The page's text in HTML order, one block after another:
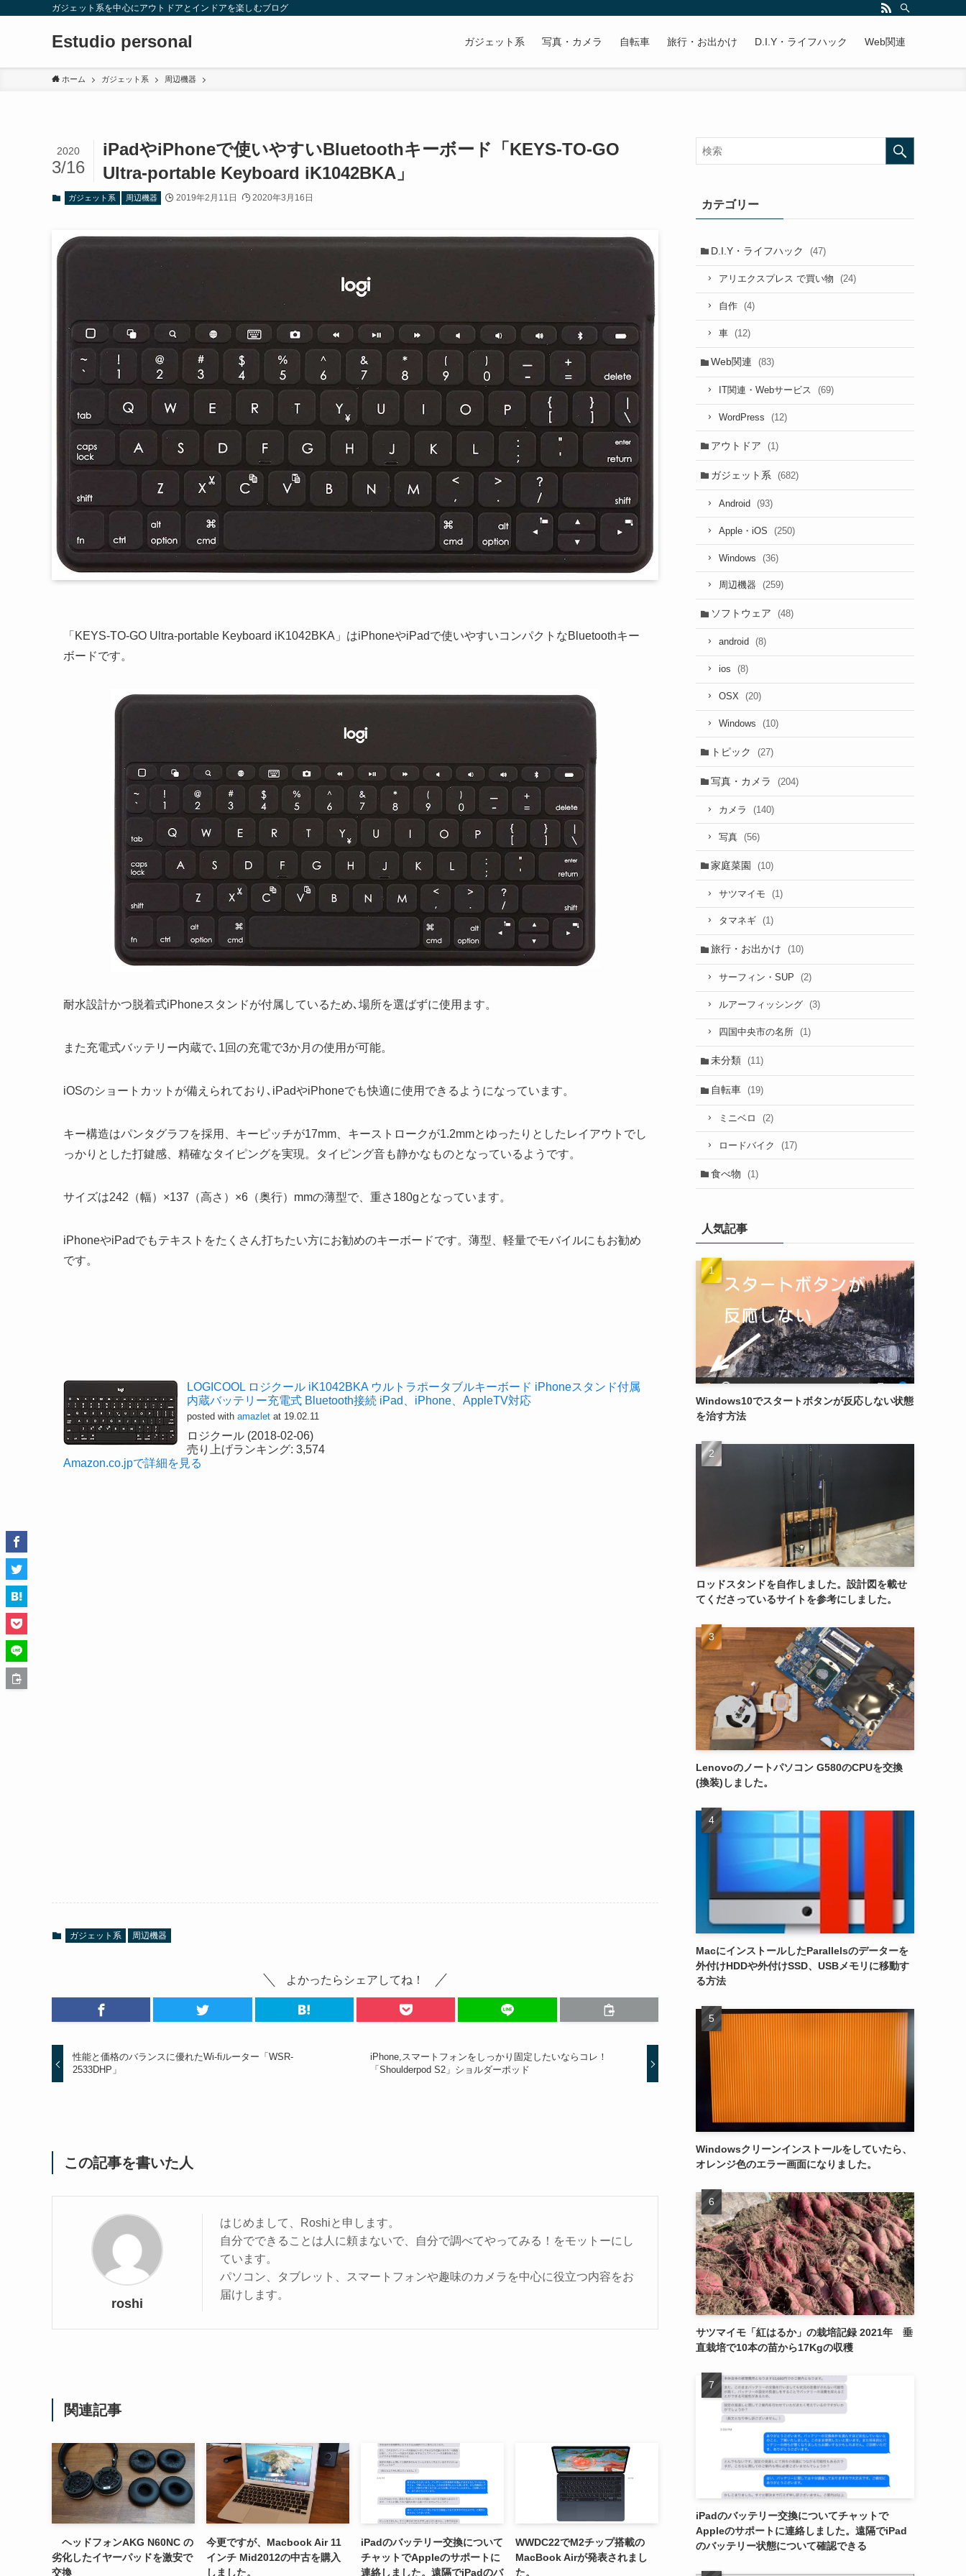
ガジェット系を中心にアウトドアとインドアを楽しむブログ
Estudio personal ガジェット系 写真・カメラ 自転車 旅行・お出かけ D.I.Y・ライフハック Web関連
ホーム ガジェット系 周辺機器
iPadやiPhoneで使いやすいBluetoothキーボード「KEYS-TO-GO
Ultra-portable Keyboard iK1042BKA」
2020
3/16
ガジェット系 周辺機器 2019年2月11日 2020年3月16日
「KEYS-TO-GO Ultra-portable Keyboard iK1042BKA」はiPhoneやiPadで使いやすいコンパクトなBluetoothキー
ボードです。
耐水設計かつ脱着式iPhoneスタンドが付属しているため､場所を選ばずに使用ます。
また充電式バッテリー内蔵で､1回の充電で3か月の使用が可能。
iOSのショートカットが備えられており､iPadやiPhoneでも快適に使用できるようになっています。
キー構造はパンタグラフを採用、キーピッチが17mm、キーストロークが1.2mmとゆったりとしたレイアウトでし
っかりとした打鍵感、精確なタイピングを実現。タイピング音も静かなものとなっているようです。
サイズは242（幅）×137（高さ）×6（奥行）mmの薄型で、重さ180gとなっています。
iPhoneやiPadでもテキストをたくさん打ちたい方にお勧めのキーボードです。薄型、軽量でモバイルにもお勧め
です。
LOGICOOL ロジクール iK1042BKA ウルトラポータブルキーボード iPhoneスタンド付属
内蔵バッテリー充電式 Bluetooth接続 iPad、iPhone、AppleTV対応
posted with amazlet at 19.02.11
ロジクール (2018-02-06)
売り上げランキング: 3,574
Amazon.co.jpで詳細を見る
ガジェット系 周辺機器
よかったらシェアしてね！
性能と価格のバランスに優れたWi-fiルーター「WSR-
2533DHP」
iPhone,スマートフォンをしっかり固定したいならコレ！
「Shoulderpod S2」ショルダーポッド
この記事を書いた人
roshi
はじめまして、Roshiと申します。
自分でできることは人に頼まないで、自分で調べてやってみる！をモットーにし
ています。
パソコン、タブレット、スマートフォンや趣味のカメラを中心に役立つ内容をお
届けします。
関連記事
ヘッドフォンAKG N60NC の
劣化したイヤーパッドを激安で
交換
今更ですが、Macbook Air 11
インチ Mid2012の中古を購入
しました。
iPadのバッテリー交換について
チャットでAppleのサポートに
連絡しました。遠隔でiPadのバ
WWDC22でM2チップ搭載の
MacBook Airが発表されまし
た。
カテゴリー
D.I.Y・ライフハック (47)
アリエクスプレス で買い物 (24)
自作 (4)
車 (12)
Web関連 (83)
IT関連・Webサービス (69)
WordPress (12)
アウトドア (1)
ガジェット系 (682)
Android (93)
Apple・iOS (250)
Windows (36)
周辺機器 (259)
ソフトウェア (48)
android (8)
ios (8)
OSX (20)
Windows (10)
トピック (27)
写真・カメラ (204)
カメラ (140)
写真 (56)
家庭菜園 (10)
サツマイモ (1)
タマネギ (1)
旅行・お出かけ (10)
サーフィン・SUP (2)
ルアーフィッシング (3)
四国中央市の名所 (1)
未分類 (11)
自転車 (19)
ミニベロ (2)
ロードバイク (17)
食べ物 (1)
人気記事
Windows10でスタートボタンが反応しない状態
を治す方法
ロッドスタンドを自作しました。設計図を載せ
てくださっているサイトを参考にしました。
Lenovoのノートパソコン G580のCPUを交換
(換装)しました。
MacにインストールしたParallelsのデーターを
外付けHDDや外付けSSD、USBメモリに移動す
る方法
Windowsクリーンインストールをしていたら、
オレンジ色のエラー画面になりました。
サツマイモ「紅はるか」の栽培記録 2021年 垂
直栽培で10本の苗から17Kgの収穫
iPadのバッテリー交換についてチャットで
Appleのサポートに連絡しました。遠隔でiPad
のバッテリー状態について確認できる